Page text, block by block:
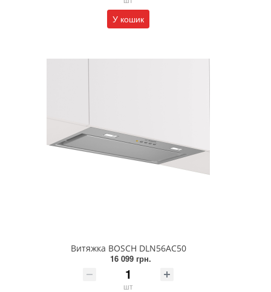
У кошик
Витяжка BOSCH DLN56AC50
16 099 грн.
шт